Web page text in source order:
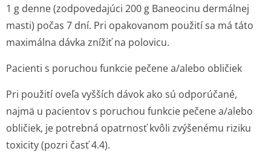
1 g denne (zodpovedajúci 200 g Baneocinu dermálnej
masti) počas 7 dní. Pri opakovanom použití sa má táto
maximálna dávka znížiť na polovicu.
Pacienti s poruchou funkcie pečene a/alebo obličiek
Pri použití oveľa vyšších dávok ako sú odporúčané,
najmä u pacientov s poruchou funkcie pečene a/alebo
obličiek, je potrebná opatrnosť kvôli zvýšenému riziku
toxicity (pozri časť 4.4).